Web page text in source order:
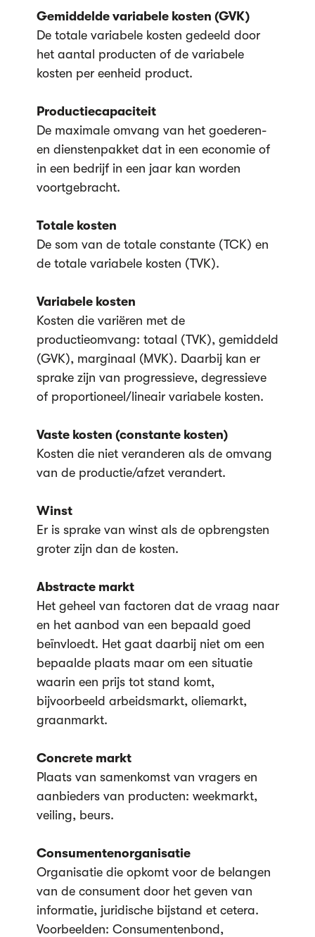
Gemiddelde variabele kosten (GVK)
De totale variabele kosten gedeeld door
het aantal producten of de variabele
kosten per eenheid product.
Productiecapaciteit
De maximale omvang van het goederen-
en dienstenpakket dat in een economie of
in een bedrijf in een jaar kan worden
voortgebracht.
Totale kosten
De som van de totale constante (TCK) en
de totale variabele kosten (TVK).
Variabele kosten
Kosten die variëren met de
productieomvang: totaal (TVK), gemiddeld
(GVK), marginaal (MVK). Daarbij kan er
sprake zijn van progressieve, degressieve
of proportioneel/lineair variabele kosten.
Vaste kosten (constante kosten)
Kosten die niet veranderen als de omvang
van de productie/afzet verandert.
Winst
Er is sprake van winst als de opbrengsten
groter zijn dan de kosten.
Abstracte markt
Het geheel van factoren dat de vraag naar
en het aanbod van een bepaald goed
beïnvloedt. Het gaat daarbij niet om een
bepaalde plaats maar om een situatie
waarin een prijs tot stand komt,
bijvoorbeeld arbeidsmarkt, oliemarkt,
graanmarkt.
Concrete markt
Plaats van samenkomst van vragers en
aanbieders van producten: weekmarkt,
veiling, beurs.
Consumentenorganisatie
Organisatie die opkomt voor de belangen
van de consument door het geven van
informatie, juridische bijstand et cetera.
Voorbeelden: Consumentenbond,